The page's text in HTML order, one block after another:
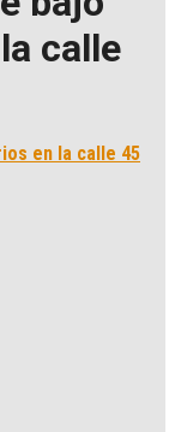
calle